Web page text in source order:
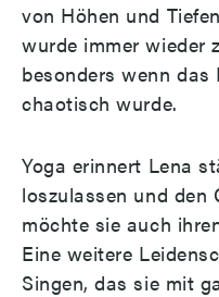
von Höhen und
wurde immer wieder
besonders wenn das
chaotisch wurde.
Yoga erinnert Lena
loszulassen und den
möchte sie auch
Eine weitere
Singen, das sie mit